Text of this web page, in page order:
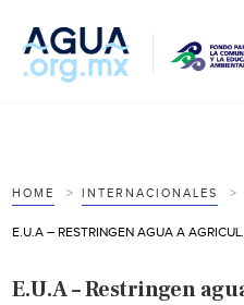
HOME INTERNACIONALES
E.U.A – Restringen